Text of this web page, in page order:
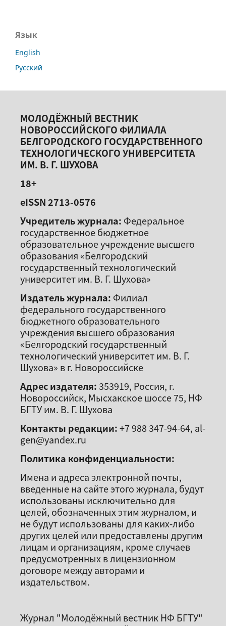
Язык
English
Русский
МОЛОДЁЖНЫЙ ВЕСТНИК
НОВОРОССИЙСКОГО ФИЛИАЛА
БЕЛГОРОДСКОГО ГОСУДАРСТВЕННОГО
ТЕХНОЛОГИЧЕСКОГО УНИВЕРСИТЕТА
ИМ. В. Г. ШУХОВА
18+
eISSN 2713-0576
Учредитель журнала: Федеральное
государственное бюджетное
образовательное учреждение высшего
образования «Белгородский
государственный технологический
университет им. В. Г. Шухова»
Издатель журнала: Филиал
федерального государственного
бюджетного образовательного
учреждения высшего образования
«Белгородский государственный
технологический университет им. В. Г.
Шухова» в г. Новороссийске
Адрес издателя:353919, Россия, г.
Новороссийск, Мысхакское шоссе 75, НФ
БГТУ им. В. Г. Шухова
Контакты редакции:+7 988 347-94-64, al-
gen@yandex.ru
Политика конфиденциальности:
Имена и адреса электронной почты,
введенные на сайте этого журнала, будут
использованы исключительно для
целей, обозначенных этим журналом, и
не будут использованы для каких-либо
других целей или предоставлены другим
лицам и организациям, кроме случаев
предусмотренных в лицензионном
договоре между авторами и
издательством.
Журнал "Молодёжный вестник НФ БГТУ"